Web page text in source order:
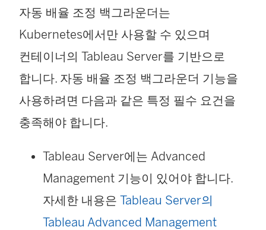
자동 배율 조정 백그라운더는
Kubernetes에서만 사용할 수 있으며
컨테이너의 Tableau Server를 기반으로
합니다. 자동 배율 조정 백그라운더 기능을
사용하려면 다음과 같은 특정 필수 요건을
충족해야 합니다.
Tableau Server에는 Advanced
Management 기능이 있어야 합니다.
자세한 내용은 Tableau Server의
Tableau Advanced Management